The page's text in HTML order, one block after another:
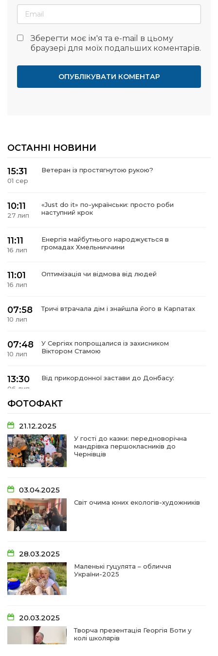
Зберегти моє ім'я та e-mail в цьому
браузері для моїх подальших коментарів.
ОСТАННІ НОВИНИ
15:31
01 сер
Ветеран із простягнутою рукою?
10:11
27 лип
«Just do it» по-українськи: просто роби
наступний крок
11:11
16 лип
Енергія майбутнього народжується в
громадах Хмельниччини
11:01
16 лип
Оптимізація чи відмова від людей
07:58
10 лип
Тричі втрачала дім і знайшла його в Карпатах
07:48
10 лип
У Сергіях попрощалися із захисником
Віктором Стамою
13:30
06 лип
Від прикордонної застави до Донбасу:
01 лип
09:31
28 чер
Творчі підсумки юних художників
09:28
28 чер
09:20
28 чер
Проза Людмили Охріменко: про те, що і гріє, і
болить…
14:44
19 чер
Рік невідомості та болю:
14:33
19 чер
На освітньому горизонті
09:09 Від дитячих випробувань до фронту
ФОТОФАКТ
21.12.2025
У гості до казки: передноворічна
мандрівка першокласників до
Чернівців
03.04.2025
Світ очима юних екологів-художників
28.03.2025
Маленькі гуцулята – обличчя
України-2025
20.03.2025
Творча презентація Георгія Боти у
колі школярів